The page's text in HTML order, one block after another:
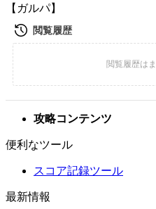
【ガルパ】
攻略コンテンツ
便利なツール
スコア記録ツール
最新情報